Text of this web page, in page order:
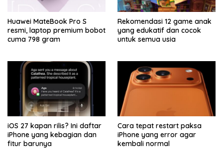
Huawei MateBook Pro S
resmi, laptop premium bobot
cuma 798 gram
Rekomendasi 12 game anak
yang edukatif dan cocok
untuk semua usia
iOS 27 kapan rilis? Ini daftar
iPhone yang kebagian dan
fitur barunya
Cara tepat restart paksa
iPhone yang error agar
kembali normal